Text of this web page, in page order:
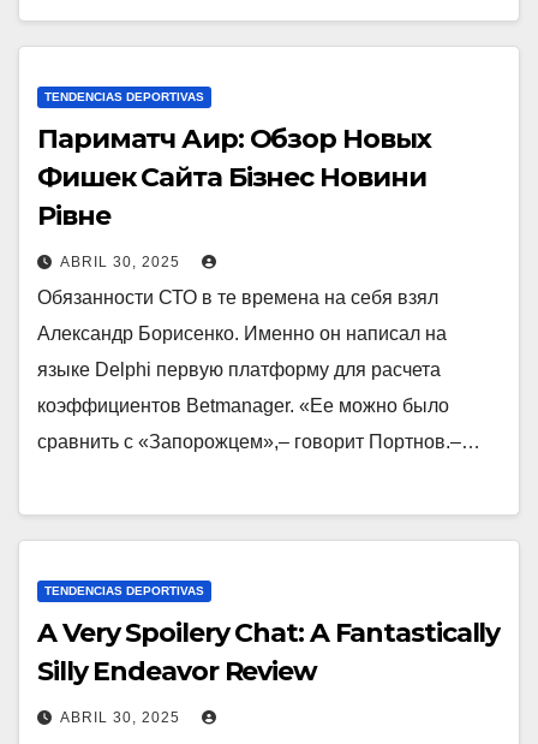
TENDENCIAS DEPORTIVAS
Париматч Аир: Обзор Новых
Фишек Сайта Бізнес Новини
Рівне
ABRIL 30, 2025
Обязанности СТО в те времена на себя взял
Александр Борисенко. Именно он написал на
языке Delphi первую платформу для расчета
коэффициентов Betmanager. «Ее можно было
сравнить с «Запорожцем»,– говорит Портнов.–…
TENDENCIAS DEPORTIVAS
A Very Spoilery Chat: A Fantastically
Silly Endeavor Review
ABRIL 30, 2025